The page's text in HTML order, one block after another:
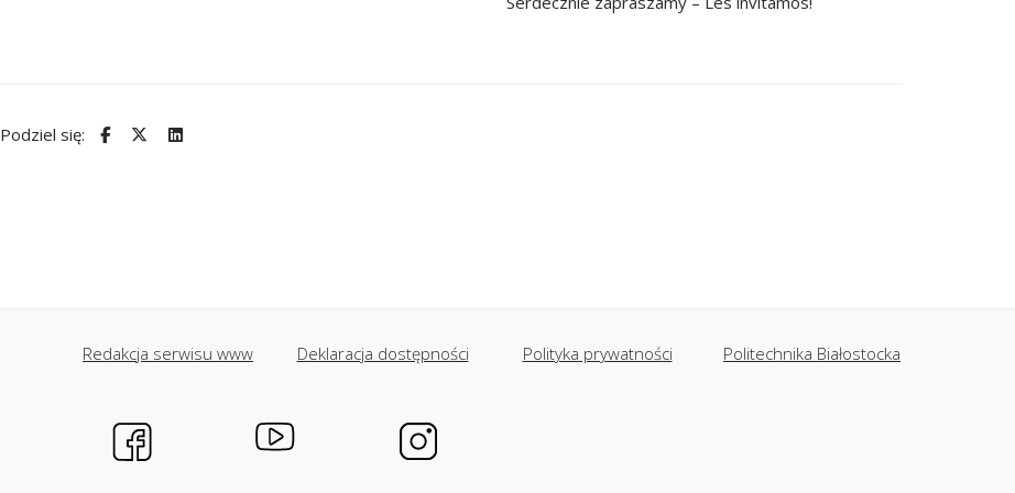
Podziel się:
Redakcja serwisu www Deklaracja dostępności Polityka prywatności Politechnika Białostocka